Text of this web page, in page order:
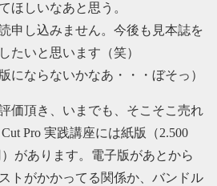
ほしいなあと思う。
申し込みません。今後も見本誌を
たいと思います（笑）
にならないかなあ・・・ぼそっ）
価頂き、いまでも、そこそこ売れ
Pro 実践講座には紙版（2.500
があります。電子版があとから
トがかかってる関係か、バンドル